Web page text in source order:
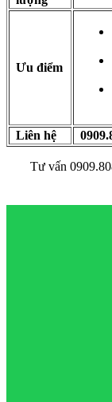
Ưu điểm
Liên hệ
Tư vấn